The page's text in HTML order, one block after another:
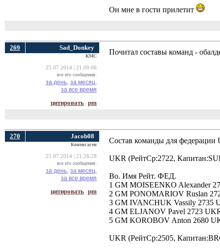
Он мне в гости прилетит
269 Sad_Donkey
КМС
25.07.2014 | 21:09:06
все его сообщения:
за день, за месяц,
за все время
цитировать pm
Почитал составы команд -
270 Jacob08
Копенгаген
25.07.2014 | 21:26:28
все его сообщения:
за день, за месяц,
за все время
цитировать pm
Состав команды для федерации
UKR (РейтСр:2722,
Bo. Имя Рейт. ФЕД.
1 GM MOISEENKO Alexander
2 GM PONOMARIOV Ruslan
3 GM IVANCHUK Vassily 2735
4 GM ELJANOV Pavel 2723
5 GM KOROBOV Anton 2680
UKR (РейтСр:2505,